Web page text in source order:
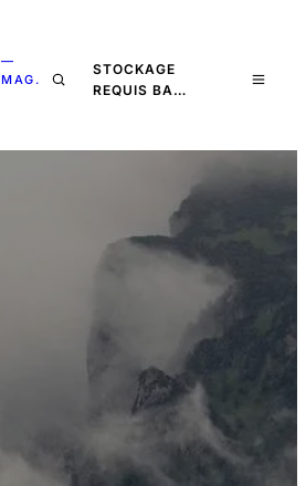
—
MAG.
STOCKAGE
REQUIS BA…